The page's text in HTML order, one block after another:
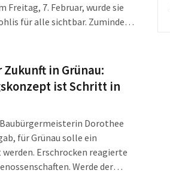
Freitag, 7. Februar, wurde sie
für alle sichtbar. Zumindest
für Gohlis" gesammelt
in Grünau:
ist Schritt in
Dorothee
für Grünau solle ein
Erschrocken reagierte
Werde der